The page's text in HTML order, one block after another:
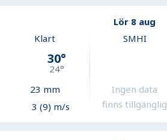
Lör 8 aug
Klart
30°
24°
23 mm
3 (9) m/s
SMHI
Ingen data
finns tillgänglig